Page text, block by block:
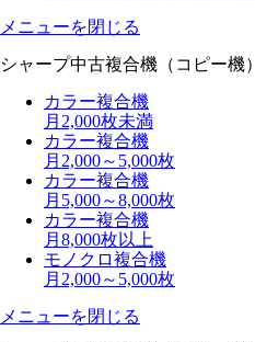
メニューを閉じる
シャープ中古複合機（コピー機）
カラー複合機
月2,000枚未満
カラー複合機
月2,000～5,000枚
カラー複合機
月5,000～8,000枚
カラー複合機
月8,000枚以上
モノクロ複合機
月2,000～5,000枚
メニューを閉じる